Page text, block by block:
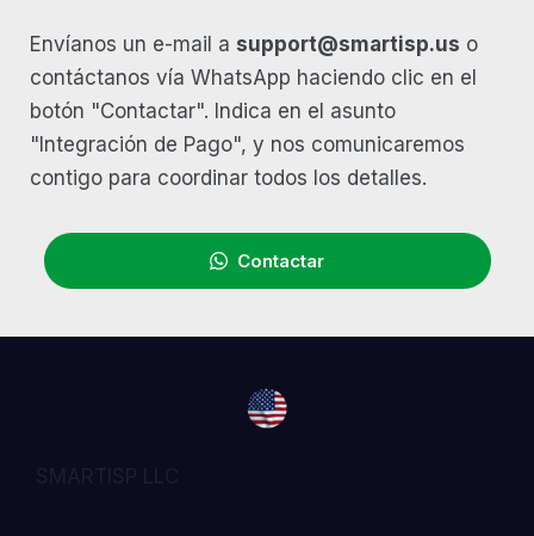
Envíanos un e-mail a support@smartisp.us o
contáctanos vía WhatsApp haciendo clic en el
botón "Contactar". Indica en el asunto
"Integración de Pago", y nos comunicaremos
contigo para coordinar todos los detalles.
Contactar